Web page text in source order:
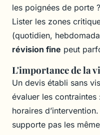
les poignées de porte
Lister les zones
(quotidien,
révision fine peut
L'importance de la
Un devis établi sans
évaluer les
horaires
supporte pas les